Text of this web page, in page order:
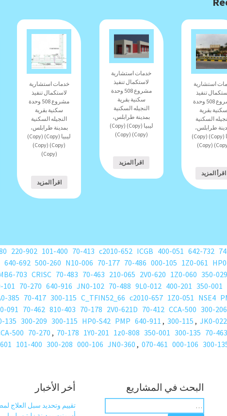
خدمات استشارية
لاستكمال تنفيذ
مشروع 508 وحدة
سكنية بقرية
النجيله السكنية
بمدينة طرابلس،
ليبيا (Copy) (Copy)
(Copy) (Copy)
(Copy)
اقرأ المزيد
خدمات استشارية
لاستكمال تنفيذ
مشروع 508 وحدة
سكنية بقرية
النجيله السكنية
بمدينة طرابلس،
ليبيا (Copy) (Copy)
(Copy) (Copy)
اقرأ المزيد
استشارية
تنفيذ
مشروع 508 وحدة
سكنية بقرية
السكنية
طرابلس،
ليبيا (Copy) (Copy)
اقرأ المزيد
642-732
400-051
ICGB
c2010-652
70-413
101-400
220-902
1Z0-061
000-105
70-486
70-177
N10-006
500-260
640-692
350-029
1Z0-060
2V0-620
210-065
70-463
70-483
CRISC
703
350-001
400-201
9L0-012
70-488
JN0-102
640-916
70-270
101
NSE4
1Z0-051
c2010-657
C_TFIN52_66
300-115
70-417
385
300-206
CCA-500
70-412
2V0-621D
70-178
810-403
70-462
091
JK0-022
,
300-115
,
640-911
PMP
HP0-S42
300-115
300-209
135
70-463
300-135
350-001
1z0-808
1Y0-201
70-178
,
70-270
500
300-
000-106
070-461
,
JN0-360
000-106
300-208
101-400
البحث في المشاريع
ح
أخر الأخبار
تقييم وتحديد سبل العلاج